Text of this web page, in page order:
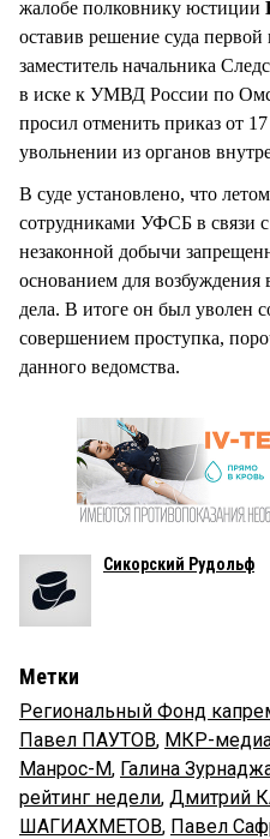
жалобе полковнику юстиции
оставив решение суда
заместитель начальника
в иске к УМВД России по
просил отменить приказ от
увольнении из органов
В суде установлено, что
сотрудниками УФСБ в связи
незаконной добычи
основанием для
дела. В итоге он был уволен
совершением проступка,
данного ведомства.
Сикорский Рудольф
Метки
Региональный Фонд
Павел ПАУТОВ, МКР-
Манрос-М, Галина
рейтинг недели, Дмитрий
ШАГИАХМЕТОВ, Павел